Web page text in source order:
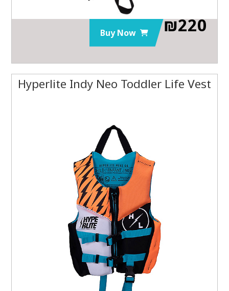
₪220
Buy Now
Hyperlite Indy Neo Toddler Life Vest